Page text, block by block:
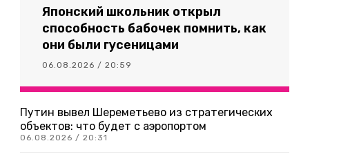
Японский школьник открыл
способность бабочек помнить, как
они были гусеницами
06.08.2026 / 20:59
Путин вывел Шереметьево из стратегических
объектов: что будет с аэропортом
06.08.2026 / 20:31